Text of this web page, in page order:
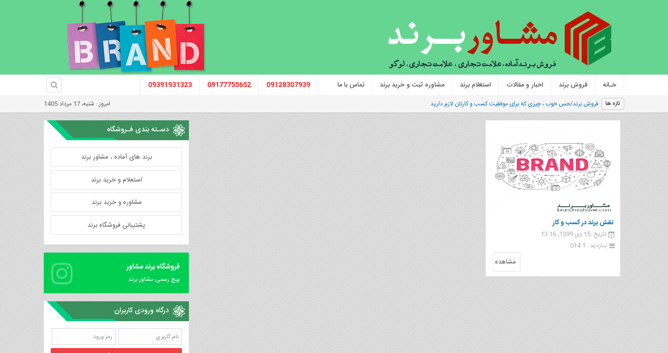
خـانه فروش برند اخبار و مقالات استعلام برند مشاوره ثبت و خرید برند تماس با ما 09128307939
09177755652
09391931323
تازه ها فروش برند/حس خوب ، چیزی که برای موفقیت کسب و کارتان لازم دارید امروز : شنبه، 17 مرداد 1405
نقش برند در کسب و کار
تاریخ :15 دی 1399, 13:16
بـازدید : 1 014
مشاهده
دسـته بندی فـروشگاه
برند های آماده ، مشاور برند
استعلام و خرید برند
مشاوره و خرید برند
پشتیبانی فروشگاه برند
فروشگاه برند مشاور
پیچ رسمی مشاور برند
درگاه ورودی کاربران